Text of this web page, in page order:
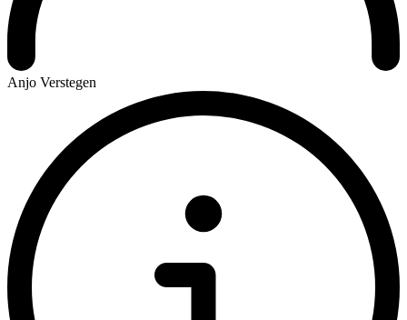
Anjo Verstegen